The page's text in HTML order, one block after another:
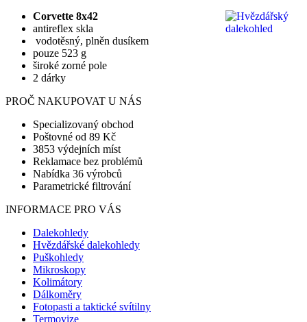
Corvette 8x42
antireflex skla
vodotěsný, plněn dusíkem
pouze 523 g
široké zorné pole
2 dárky
PROČ NAKUPOVAT U NÁS
Specializovaný obchod
Poštovné od 89 Kč
3853 výdejních míst
Reklamace bez problémů
Nabídka 36 výrobců
Parametrické filtrování
INFORMACE PRO VÁS
Dalekohledy
Hvězdářské dalekohledy
Puškohledy
Mikroskopy
Kolimátory
Dálkoměry
Fotopasti a taktické svítilny
Termovize